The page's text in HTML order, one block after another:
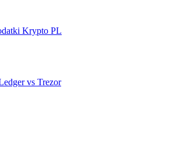
Krypto PL
vs Trezor